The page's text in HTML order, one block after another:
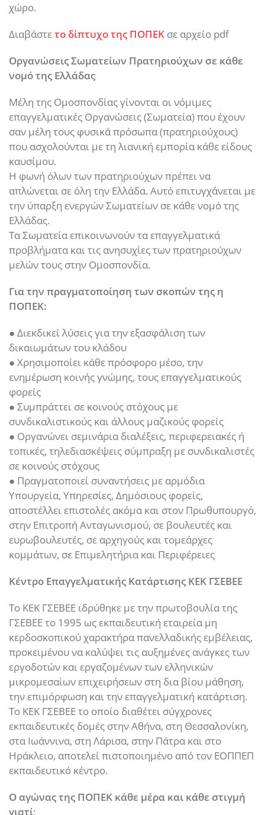
χώρο.
Διαβάστετο δίπτυχο της ΠΟΠΕΚ σε αρχείο pdf
Οργανώσεις Σωματείων Πρατηριούχων σε κάθε
νομό της Ελλάδας
Μέλη της Ομοσπονδίας γίνονται οι νόμιμες
επαγγελματικές Οργανώσεις (Σωματεία) που έχουν
σαν μέλη τους φυσικά πρόσωπα (πρατηριούχους)
που ασχολούνται με τη λιανική εμπορία κάθε είδους
καυσίμου.
Η φωνή όλων των πρατηριούχων πρέπει να
απλώνεται σε όλη την Ελλάδα. Αυτό επιτυγχάνεται με
την ύπαρξη ενεργών Σωματείων σε κάθε νομό της
Ελλάδας.
Τα Σωματεία επικοινωνούν τα επαγγελματικά
προβλήματα και τις ανησυχίες των πρατηριούχων
μελών τους στην Ομοσπονδία.
Για την πραγματοποίηση των σκοπών της η
ΠΟΠΕΚ:
● Διεκδικεί λύσεις για την εξασφάλιση των
δικαιωμάτων του κλάδου
● Χρησιμοποίει κάθε πρόσφορο μέσο, την
ενημέρωση κοινής γνώμης, τους επαγγελματικούς
φορείς
● Συμπράττει σε κοινούς στόχους με
συνδικαλιστικούς και άλλους μαζικούς φορείς
● Οργανώνει σεμινάρια διαλέξεις, περιφερειακές ή
τοπικές, τηλεδιασκέψεις σύμπραξη με συνδικαλιστές
σε κοινούς στόχους
● Πραγματοποιεί συναντήσεις με αρμόδια
Υπουργεία, Υπηρεσίες, Δημόσιους φορείς,
αποστέλλει επιστολές ακόμα και στον Πρωθυπουργό,
στην Επιτροπή Ανταγωνισμού, σε βουλευτές και
ευρωβουλευτές, σε αρχηγούς και τομεάρχες
κομμάτων, σε Επιμελητήρια και Περιφέρειες
Κέντρο Επαγγελματικής Κατάρτισης ΚΕΚ ΓΣΕΒΕΕ
Το ΚΕΚ ΓΣΕΒΕΕ ιδρύθηκε με την πρωτοβουλία της
ΓΣΕΒΕΕ το 1995 ως εκπαιδευτική εταιρεία μη
κερδοσκοπικού χαρακτήρα πανελλαδικής εμβέλειας,
προκειμένου να καλύψει τις αυξημένες ανάγκες των
εργοδοτών και εργαζομένων των ελληνικών
μικρομεσαίων επιχειρήσεων στη δια βίου μάθηση,
την επιμόρφωση και την επαγγελματική κατάρτιση.
Το ΚΕΚ ΓΣΕΒΕΕ το οποίο διαθέτει σύγχρονες
εκπαιδευτικές δομές στην Αθήνα, στη Θεσσαλονίκη,
στα Ιωάννινα, στη Λάρισα, στην Πάτρα και στο
Ηράκλειο, αποτελεί πιστοποιημένο από τον ΕΟΠΠΕΠ
εκπαιδευτικό κέντρο.
Ο αγώνας της ΠΟΠΕΚ κάθε μέρα και κάθε στιγμή
γιατί: